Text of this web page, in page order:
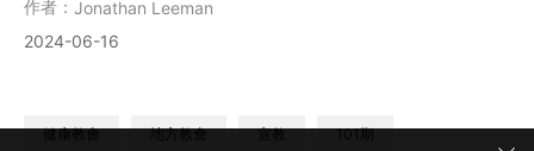
作者： Jonathan Leeman
2024-06-16
健康教會 地方教會 宣教 101期